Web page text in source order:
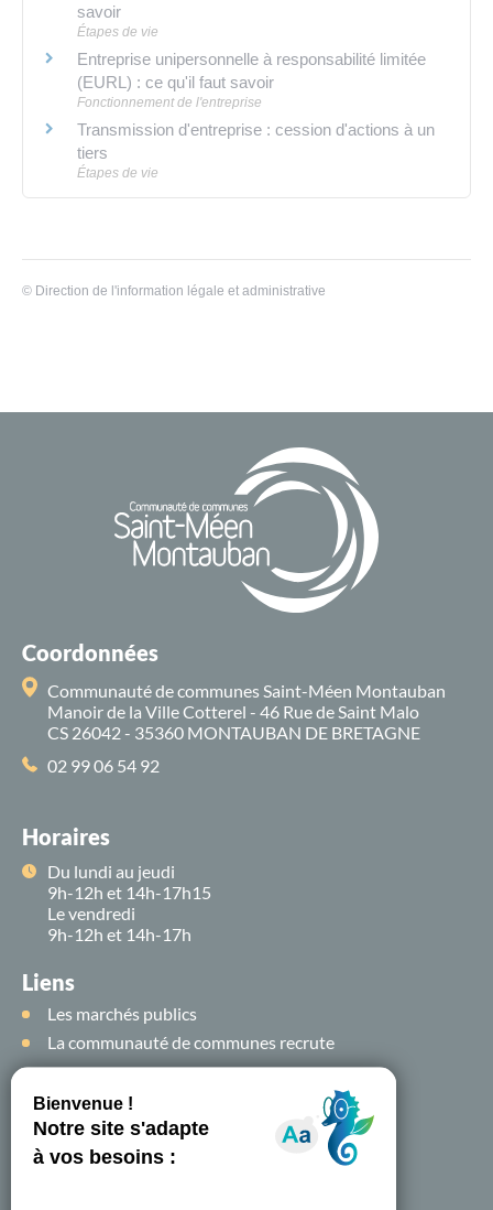
savoir
Étapes de vie
Entreprise unipersonnelle à responsabilité limitée
(EURL) : ce qu'il faut savoir
Fonctionnement de l'entreprise
Transmission d'entreprise : cession d'actions à un
tiers
Étapes de vie
© Direction de l'information légale et administrative
Coordonnées
Communauté de communes Saint-Méen Montauban
Manoir de la Ville Cotterel - 46 Rue de Saint Malo
CS 26042 - 35360 MONTAUBAN DE BRETAGNE
02 99 06 54 92
Horaires
Du lundi au jeudi
9h-12h et 14h-17h15
Le vendredi
9h-12h et 14h-17h
Liens
Les marchés publics
La communauté de communes recrute
Suivez-nous sur
les
réseaux sociaux !